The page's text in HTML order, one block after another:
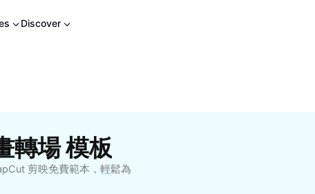
Discover
轉場 模板
剪映免費範本，輕鬆為